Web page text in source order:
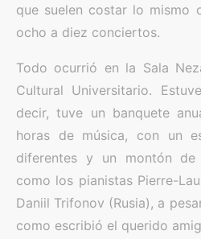
que suelen costar lo mismo
ocho a diez conciertos.
Todo ocurrió en la Sala
Cultural Universitario.
decir, tuve un banquete
horas de música, con un
diferentes y un montón de
como los pianistas Pierre-
Daniil Trifonov (Rusia), a
como escribió el querido